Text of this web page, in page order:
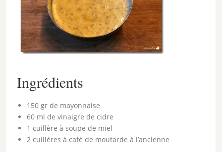
Ingrédients
150 gr de mayonnaise
60 ml de vinaigre de cidre
1 cuillère à soupe de miel
2 cuillères à café de moutarde à l’ancienne